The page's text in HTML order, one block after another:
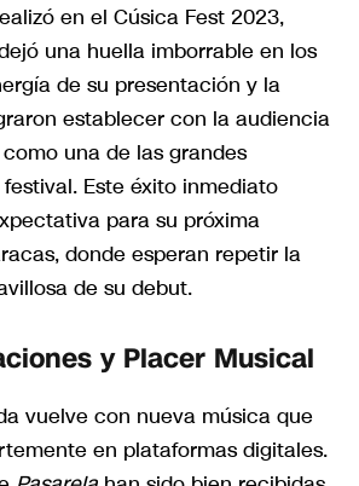
en el Cúsica Fest 2023,
una huella imborrable en los
de su presentación y la
establecer con la audiencia
una de las grandes
Este éxito inmediato
para su próxima
donde esperan repetir la
de su debut.
y Placer Musical
vuelve con nueva música que
en plataformas digitales.